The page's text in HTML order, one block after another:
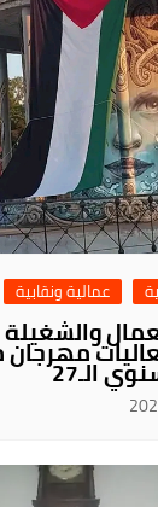
عمالية ونقابية
الـ27